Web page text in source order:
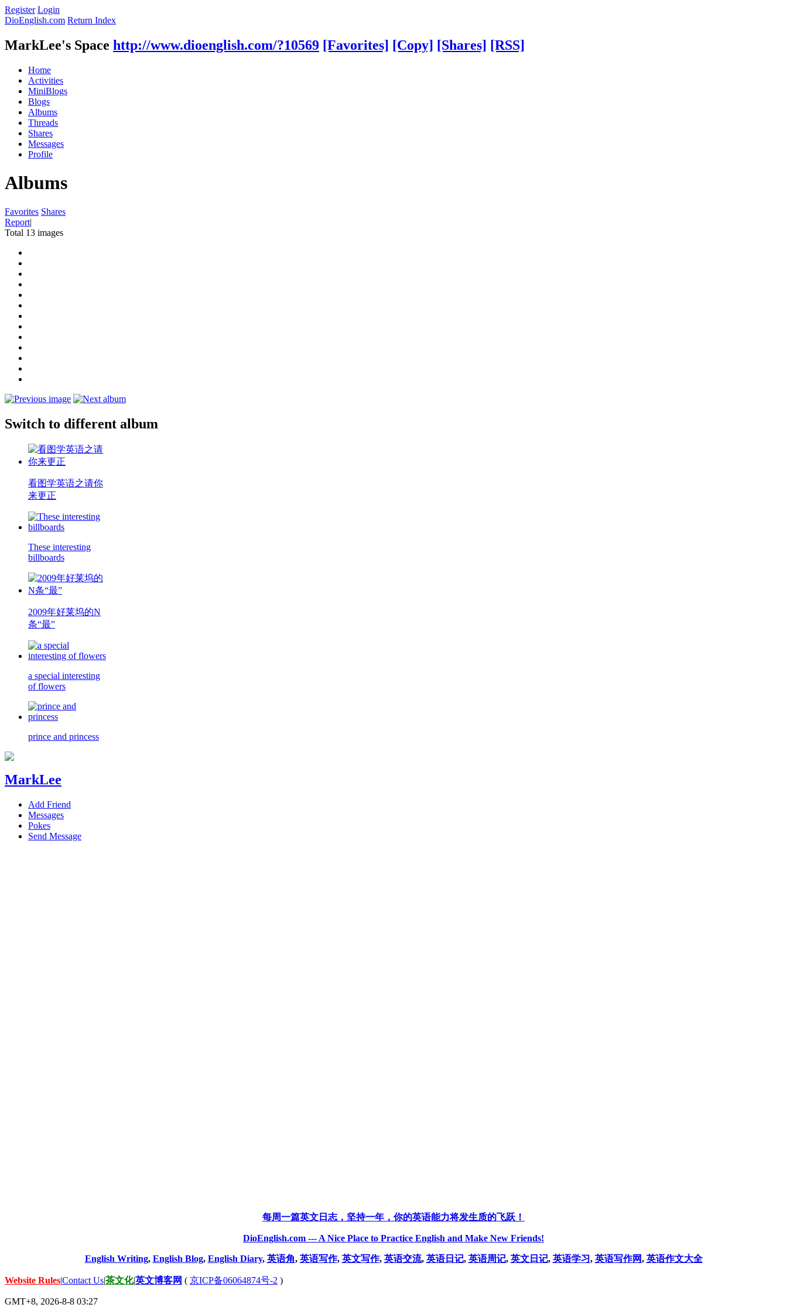
Register Login
DioEnglish.com Return Index
MarkLee's Space http://www.dioenglish.com/?10569 [Favorites] [Copy] [Shares] [RSS]
Home
Activities
MiniBlogs
Blogs
Albums
Threads
Shares
Messages
Profile
Albums
Favorites Shares
Report|
Total 13 images
Switch to different album
看图学英语之请你
来更正
These interesting
billboards
2009年好莱坞的N
条“最”
a special interesting
of flowers
prince and princess
MarkLee
Add Friend
Messages
Pokes
Send Message
每周一篇英文日志，坚持一年，你的英语能力将发生质的飞跃！
DioEnglish.com --- A Nice Place to Practice English and Make New Friends!
English Writing, English Blog, English Diary, 英语角, 英语写作, 英文写作, 英语交流, 英语日记, 英语周记, 英文日记, 英语学习, 英语写作网, 英语作文大全
Website Rules|Contact Us|茶文化|英文博客网 ( 京ICP备06064874号-2 )
GMT+8, 2026-8-8 03:27